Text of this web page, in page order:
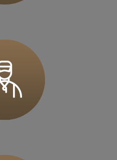
Zapisz mnie